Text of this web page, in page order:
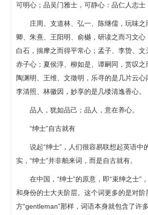
可明心；品吴门雅士，可静心：品仁人志士
庄周、支道林、弘一、陈继儒，玩味之
卿、朱熹、王阳明、俞樾，研读之而习文心
白石，揣摩之而得平常心；孟子、李贽、
赤子心；夏侯淳、柳如是、谭嗣同，赏叹之
陶渊明、王维、文徵明，乐寻的是几片云心
李清照、林徽因，妙享的是几缕清逸香心。
品人，犹如品己；品人，意在养心。
“绅士”自古就有
说起“绅士”，人们很容易联想起英语中
实，“绅士”并非舶来词，而是自古就有。
在中国，“绅士”的原意，即“束绅之士”
和身份的士大夫阶层。这个词更多的是对
方“gentleman”那样，词语本身就包含了许